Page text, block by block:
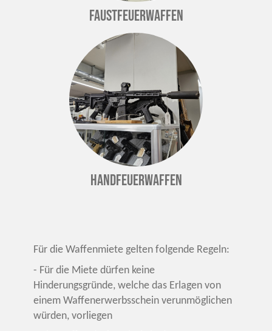
Faustfeuerwaffen
Handfeuerwaffen
Für die Waffenmiete gelten folgende Regeln:
- Für die Miete dürfen keine
Hinderungsgründe, welche das Erlagen von
einem Waffenerwerbsschein verunmöglichen
würden, vorliegen